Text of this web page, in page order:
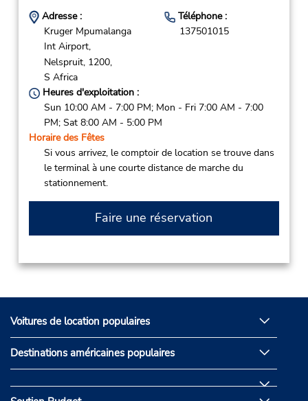
Adresse :
Kruger Mpumalanga
Int Airport,
Nelspruit, 1200,
S Africa
Téléphone :
137501015
Heures d'exploitation :
Sun 10:00 AM - 7:00 PM; Mon - Fri 7:00 AM - 7:00
PM; Sat 8:00 AM - 5:00 PM
Horaire des Fêtes
Si vous arrivez, le comptoir de location se trouve dans
le terminal à une courte distance de marche du
stationnement.
Faire une réservation
Voitures de location populaires
Destinations américaines populaires